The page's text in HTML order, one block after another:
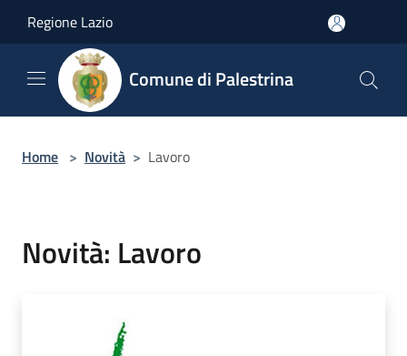
Regione Lazio
Comune di Palestrina
Home > Novità > Lavoro
Novità: Lavoro